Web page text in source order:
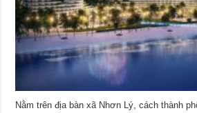
Nằm trên địa bàn xã Nhơn Lý, cách thành